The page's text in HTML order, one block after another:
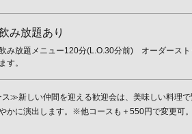
み放題あり
み放題メニュー120分(L.O.30分前) オーダース
ます。
≫新しい仲間を迎える歓迎会は、美味しい料理
かに演出します。※他コースも＋550円で変更